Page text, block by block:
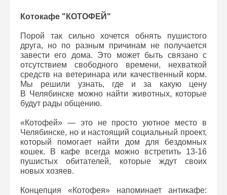
Котокафе "КОТОФЕЙ"
Порой так сильно хочется обнять пушистого
друга, но по разным причинам не получается
завести его дома. Это может быть связано с
отсутствием свободного времени, нехваткой
средств на ветеринара или качественный корм.
Мы решили узнать, где и за какую цену
В Челябинске можно найти животных, которые
будут рады общению.
«Котофей» — это не просто уютное место в
Челябинске, но и настоящий социальный проект,
который помогает найти дом для бездомных
кошек. В кафе всегда можно встретить 13-16
пушистых обитателей, которые ждут своих
новых хозяев.
Концепция «Котофея» напоминает антикафе: